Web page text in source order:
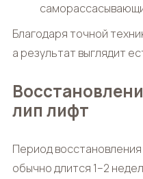
Благодаря точной
а результат выглядит
лип лифт
Период
обычно длится 1–2